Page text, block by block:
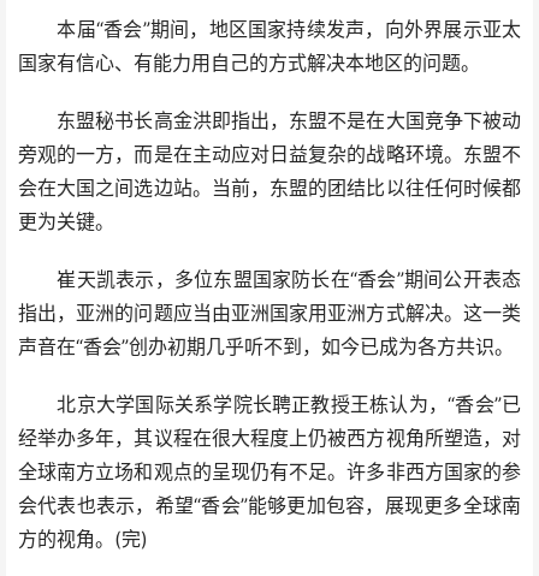
本届“香会”期间，地区国家持续发声，向外界展示亚太
国家有信心、有能力用自己的方式解决本地区的问题。
东盟秘书长高金洪即指出，东盟不是在大国竞争下被动
旁观的一方，而是在主动应对日益复杂的战略环境。东盟不
会在大国之间选边站。当前，东盟的团结比以往任何时候都
更为关键。
崔天凯表示，多位东盟国家防长在“香会”期间公开表态
指出，亚洲的问题应当由亚洲国家用亚洲方式解决。这一类
声音在“香会”创办初期几乎听不到，如今已成为各方共识。
北京大学国际关系学院长聘正教授王栋认为，“香会”已
经举办多年，其议程在很大程度上仍被西方视角所塑造，对
全球南方立场和观点的呈现仍有不足。许多非西方国家的参
会代表也表示，希望“香会”能够更加包容，展现更多全球南
方的视角。(完)